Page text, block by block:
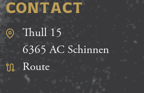
CONTACT
Thull 15
6365 AC Schinnen
Route